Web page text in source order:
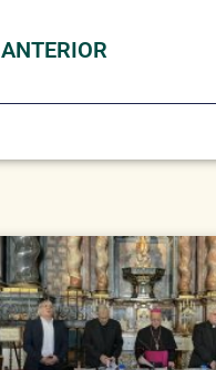
ANTERIOR